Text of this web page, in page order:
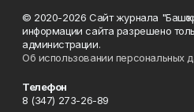
© 2020-2026 Сайт журнала
информации сайта разрешено
администрации.
Об использовании персональных
Телефон
8 (347) 273-26-89